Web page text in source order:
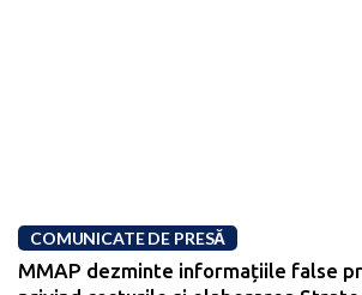
COMUNICATE DE PRESĂ
MMAP dezminte informațiile false